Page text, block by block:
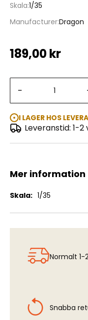
Skala 1/35
ManufacturerDragon
189,00 kr
-
I LAGER HOS
Leveranstid: 1-
Panzer-
Mer information
Mer
1/35
Normalt
Snabba